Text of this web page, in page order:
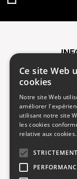
Ce site Web
cookies
Notre site Web
améliorer
utilisant notre site
les cookies
relative aux cookies.